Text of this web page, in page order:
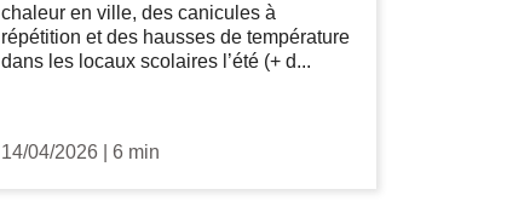
chaleur en ville, des canicules à
répétition et des hausses de température
dans les locaux scolaires l’été (+ d...
14/04/2026 6 min